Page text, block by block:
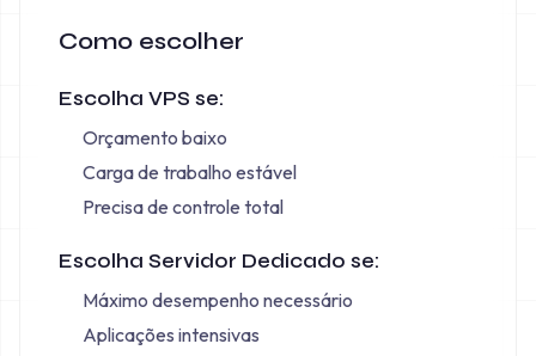
Como escolher
Escolha VPS se:
Orçamento baixo
Carga de trabalho estável
Precisa de controle total
Escolha Servidor Dedicado se:
Máximo desempenho necessário
Aplicações intensivas